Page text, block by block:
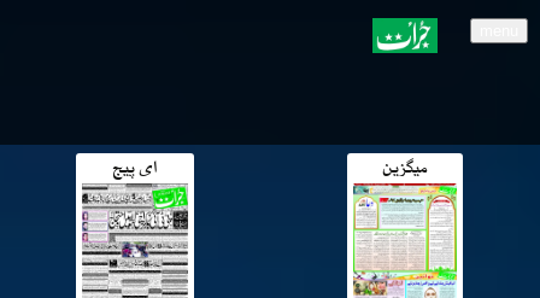
میگزین ای پیج